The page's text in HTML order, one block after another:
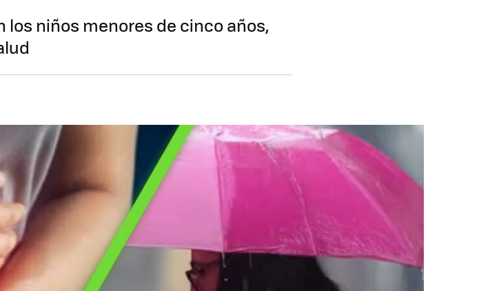
niños menores de cinco años,